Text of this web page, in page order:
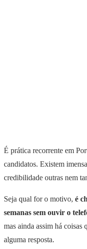
É prática recorrente em
candidatos. Existem
credibilidade outras nem
Seja qual for o motivo, é
semanas sem ouvir o
mas ainda assim há
alguma resposta.